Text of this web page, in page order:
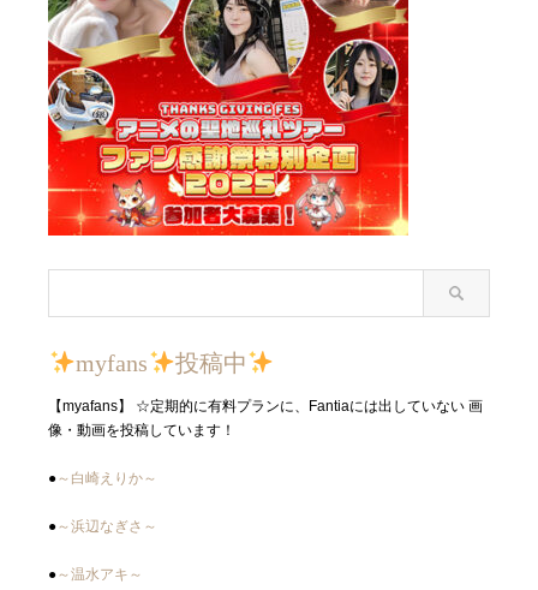
myfans 投稿中
【myafans】 ☆定期的に有料プランに、Fantiaには出していない 画
像・動画を投稿しています！
●～白崎えりか～
●～浜辺なぎさ～
●～温水アキ～